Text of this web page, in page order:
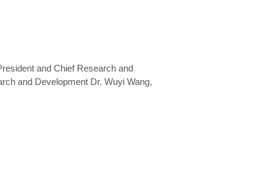
and Chief Research and
and Development Dr. Wuyi Wang,